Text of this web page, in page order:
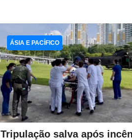
Tripulação salva após
ÁSIA E PACÍFICO